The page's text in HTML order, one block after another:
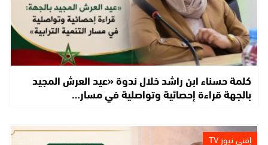
كلمة حسناء ابن راشد خلال ندوة «عيد العرش المجيد
بالجهة قراءة إحصائية وتواصلية في مسار…
إفني نيوز TV